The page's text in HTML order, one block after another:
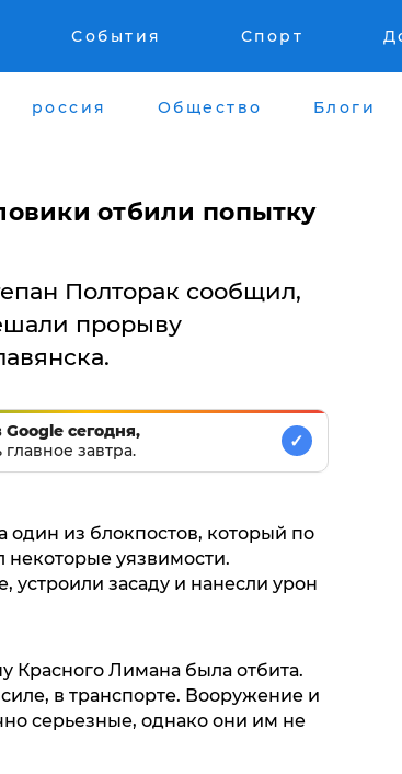
События Спорт
россия Общество Блоги
отбили попытку
Полторак сообщил,
прорыву
сегодня,
завтра.
✓
один из блокпостов, который по
уязвимости.
устроили засаду и нанесли урон
Красного Лимана была отбита.
в транспорте. Вооружение и
серьезные, однако они им не